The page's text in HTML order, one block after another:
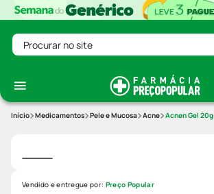
Procurar no site
Medicamentos Pele e Mucosa Acne Acnen Gel 20g
Vendido e entregue por: Preço Popular